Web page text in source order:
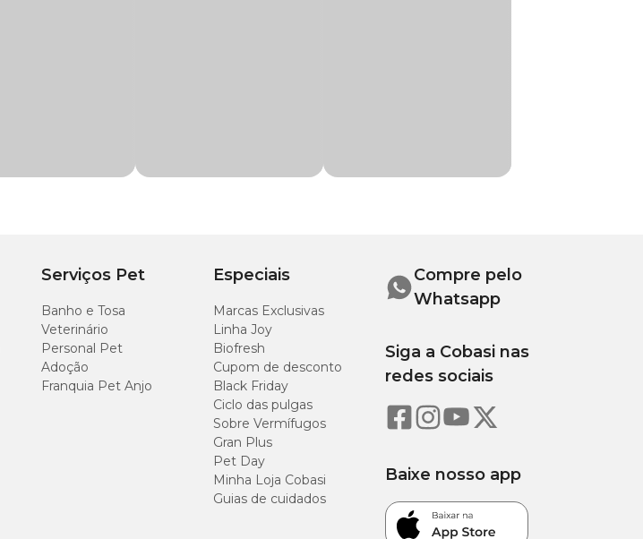
Serviços Pet
Banho e Tosa
Veterinário
Personal Pet
Adoção
Franquia Pet Anjo
Especiais
Marcas Exclusivas
Linha Joy
Biofresh
Cupom de desconto
Black Friday
Ciclo das pulgas
Sobre Vermífugos
Gran Plus
Pet Day
Minha Loja Cobasi
Guias de cuidados
Compre pelo
Whatsapp
Siga a Cobasi nas
redes sociais
Baixe nosso app